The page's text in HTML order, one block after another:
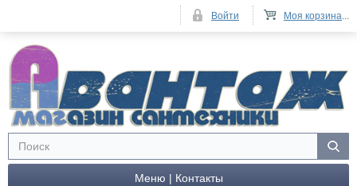
Меню | Контакты
Моя корзина...
Войти